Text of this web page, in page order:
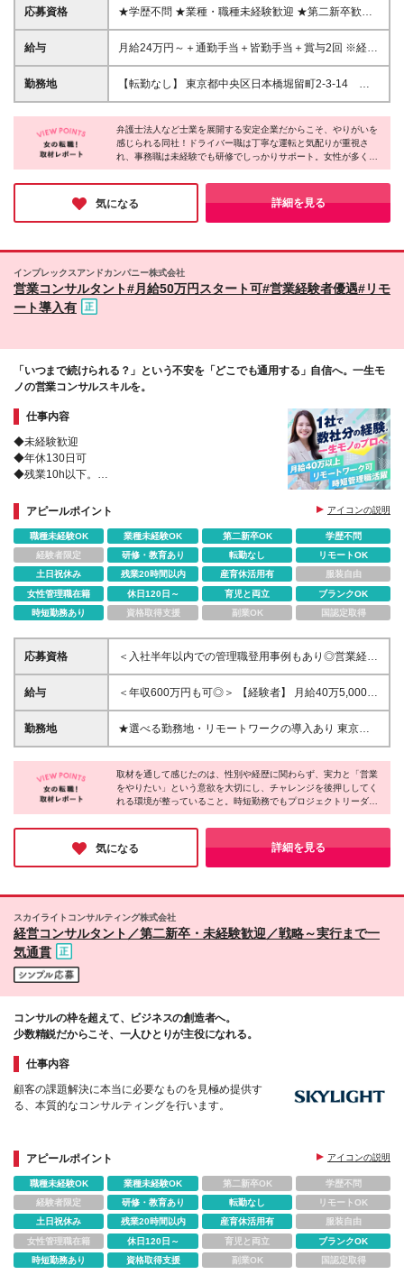
応募資格
★学歴不問 ★業種・職種未経験歓迎 ★第二新卒歓迎
＼こんな方にぴったりです♪／ ■仕事を通して成長し
たい方 ■新しいことにチャレンジしたい方 ■主体性を
給与
月給24万円～＋通勤手当＋皆勤手当＋賞与2回 ※経
験・能力を考慮のうえ、決定します。 ※残業代（時間
外手当）は別途全額支給 ※通勤手当は月5万円まで支
れます ※給与はスキル・経験・能力を考慮して決定し
ます ◆年功序列なしで公平な評価システム◆ 実力と
やる気を積極的に評価をする風土で、「自ら課題を見
実行力」「周囲を巻き込むコミュニケーション力」な
どを総合的に評価します。 実際に、入社3年目・20代
でチームのリーダーとして複数法人の改善プロジェク
勤務地
【転勤なし】 東京都中央区日本橋堀留町2-3-14 堀
留THビル2階 ※グループ会社（弁護士法人ユア・エー
ス）と同様の勤務地 ※(変更の範囲)上記を除く当社関
連勤務地
弁護士法人など士業を展開する安定企業だからこそ、やりがいを
感じられる同社！ドライバー職は丁寧な運転と気配りが重視さ
れ、事務職は未経験でも研修でしっかりサポート。女性が多く活
躍する職場で働きやすい環境も整っています♪ どちらも意欲や人
柄重視の採用なので、経験よりもあなたらしさや前向きな姿勢を
大切にしています。安定性抜群の同社で新たなキャリアをスター
トさせませんか？
気になる 詳細を見る
インプレックスアンドカンパニー株式会社
営業コンサルタント#月給50万円スタート可#営業経験者優遇#リモ
ート導入有
「いつまで続けられる？」という不安を「どこでも通用する」自信へ。一生モ
ノの営業コンサルスキルを。
仕事内容
◆未経験歓迎
◆年休130日可
◆残業10h以下。
IT・メーカー等幅広い業界の組織変革に挑戦。
IS・FS・CSを網羅し、組織を動かすプロとして歩み
ませんか？
アピールポイント アイコンの説明
職種未経験OK 業種未経験OK 第二新卒OK
学歴不問
経験者限定
研修・教育あり 転勤なし
リモートOK
土日祝休み
残業20時間以内 産育休活用有
服装自由
女性管理職在籍
休日120日～ 育児と両立
ブランクOK
時短勤務あり
資格取得支援 副業OK 国認定取得
応募資格
＜入社半年以内での管理職登用事例もあり◎営業経験
者歓迎＞ ◆学歴不問 ◆ブランクOK ◆未経験OK ＼こ
んな方を歓迎します／ ・今のキャリアに満足してい
方 ・どこでも通用する営業力を身につけたい方 ・新
規事業に携わってみたい方
給与
＜年収600万円も可◎＞ 【経験者】 月給40万5,000円
～50万円 ※上記はみなし残業手当（月40時間
分/96,429～119,048円）を含む金額。 超過分は別
分/75,953～87,381円）を含む金額。 超過分は別途
支給します。 【時短勤務】 6時間勤務：月給25万
7,500円～ 7時間勤務：月給30万円～ ※残業代は全額
す。 ※試用期間3ヵ月あり。期間中の給与・待遇の差
異はありません
勤務地
★選べる勤務地・リモートワークの導入あり 東京・
大阪・名古屋・福岡・札幌・広島・宮城のいずれかの
拠点、もしくはお客様先にての勤務となります ◎在
宅制度あり(※在宅と出社はプロジェクトや業務により
変更があります) ◎勤務地は希望を考慮し決定しま
す！ ◎転勤は基本ありません(ご本人と相談のうえ決
定します) 【東京本社】 東京都港区虎ノ門1-23-1 虎ノ
門ヒルズ森タワー18F 【秋葉原営業所】 東京都千代
大名1-2-23 ビジネス・ワンけやき通りビル3F 【札幌
営業所】 北海道札幌市中央区南一条西4-5-1 札幌大手
取材を通して感じたのは、性別や経歴に関わらず、実力と「営業
をやりたい」という意欲を大切にし、チャレンジを後押ししてく
れる環境が整っていること。時短勤務でもプロジェクトリーダー
として活躍できる柔軟性があり、キャリアを追求するもよし、家
庭との両立を優先するもよし、営業スキルを磨くもよし。一人ひ
とりの目標や目的に向かって、会社全体で伴走してくれる。そん
な温かさと成長性を兼ね備えた会社だと感じました。
気になる 詳細を見る
スカイライトコンサルティング株式会社
経営コンサルタント／第二新卒・未経験歓迎／戦略～実行まで一
気通貫
コンサルの枠を超えて、ビジネスの創造者へ。
少数精鋭だからこそ、一人ひとりが主役になれる。
仕事内容
顧客の課題解決に本当に必要なものを見極め提供す
る、本質的なコンサルティングを行います。
アピールポイント アイコンの説明
職種未経験OK 業種未経験OK 第二新卒OK
学歴不問
経験者限定
研修・教育あり 転勤なし
リモートOK
土日祝休み
残業20時間以内 産育休活用有
服装自由
女性管理職在籍
休日120日～ 育児と両立
ブランクOK
時短勤務あり
資格取得支援 副業OK 国認定取得